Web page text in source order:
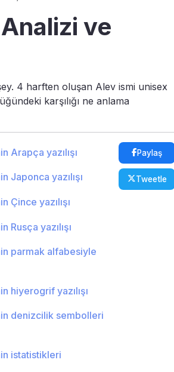
ve
4 harften oluşan Alev ismi unisex
karşılığı ne anlama
Arapça yazılışı
Japonca yazılışı
Çince yazılışı
Rusça yazılışı
parmak alfabesiyle
hiyerogrif yazılışı
denizcilik sembolleri
istatistikleri
Paylaş
Tweetle